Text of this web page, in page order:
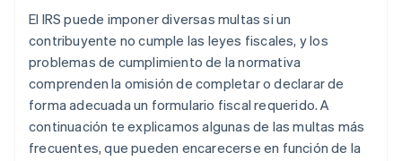
El IRS puede imponer diversas multas si un
contribuyente no cumple las leyes fiscales, y los
problemas de cumplimiento de la normativa
comprenden la omisión de completar o declarar de
forma adecuada un formulario fiscal requerido. A
continuación te explicamos algunas de las multas más
frecuentes, que pueden encarecerse en función de la